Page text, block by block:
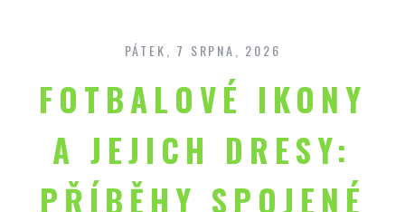
content
PÁTEK, 7 SRPNA, 2026
FOTBALOVÉ IKONY
A JEJICH DRESY:
PŘÍBĚHY SPOJENÉ